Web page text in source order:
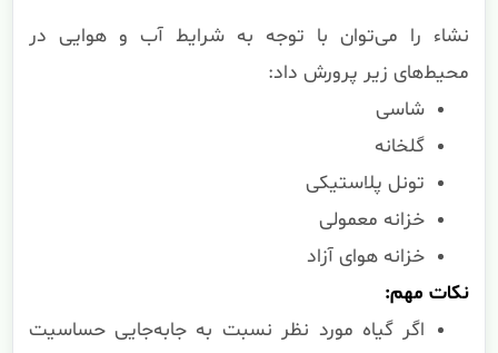
نشاء را می‌توان با توجه به شرایط آب و هوایی در
محیط‌های زیر پرورش داد:
شاسی
گلخانه
تونل پلاستیکی
خزانه معمولی
خزانه هوای آزاد
نکات مهم:
اگر گیاه مورد نظر نسبت به جابه‌جایی حساسیت